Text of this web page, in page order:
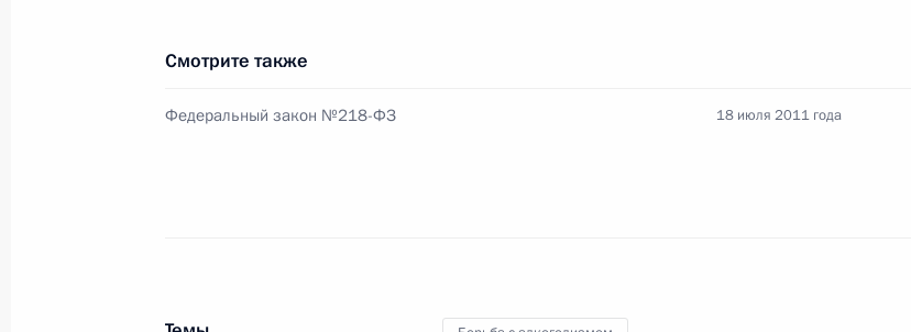
19 июля 2011 года, 08:00
Смотрите также
Федеральный закон №218-ФЗ 18 июля 2011 года